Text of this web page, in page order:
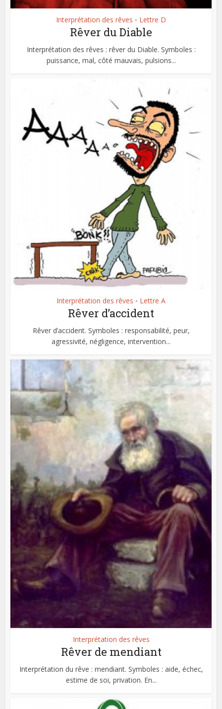
Interprétation des rêves • Lettre D
Rêver du Diable
Interprétation des rêves : rêver du Diable. Symboles :
puissance, mal, côté mauvais, pulsions...
Interprétation des rêves • Lettre A
Rêver d’accident
Rêver d’accident. Symboles : responsabilité, peur,
agressivité, négligence, intervention...
Interprétation des rêves
Rêver de mendiant
Interprétation du rêve : mendiant. Symboles : aide, échec,
estime de soi, privation. En...